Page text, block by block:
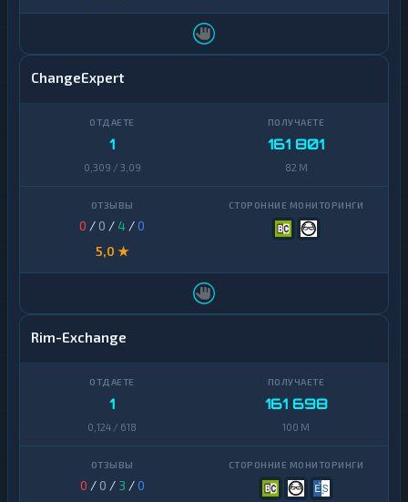
ChangeExpert
1
0,309 / 3,09
161 801
82 M
0 / 0 / 4 /0
5,0 ★
Rim-Exchange
1
0,124 / 618
161 698
100 M
0 / 0 / 3 /0